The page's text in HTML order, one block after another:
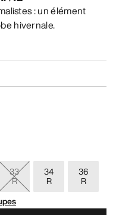
: un élément
hivernale.
33
R
34
R
36
R